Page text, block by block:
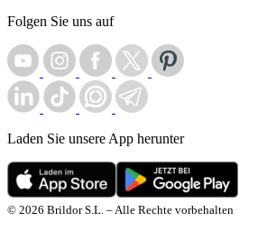
Folgen Sie uns auf
Laden Sie unsere App herunter
© 2026 Brildor S.L. – Alle Rechte vorbehalten